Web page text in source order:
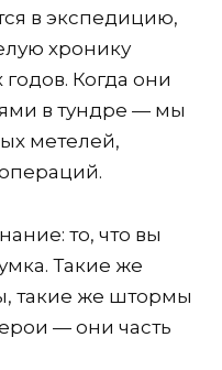
в экспедицию,
хронику
Когда они
в тундре — мы
метелей,
то, что вы
Такие же
такие же штормы
— они часть